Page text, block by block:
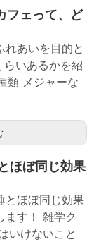
ェって、ど
れあいを目的と
いあるかを紹
類 メジャーな
ほぼ同じ効果
とほぼ同じ効果
ます！ 雑学ク
いけないこと